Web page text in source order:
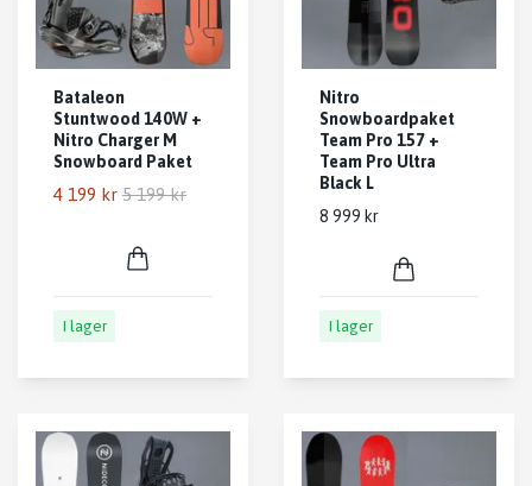
Bataleon
Stuntwood 140W +
Nitro Charger M
Snowboard Paket
4 199 kr 5 199 kr
I lager
Nitro
Snowboardpaket
Team Pro 157 +
Team Pro Ultra
Black L
8 999 kr
I lager